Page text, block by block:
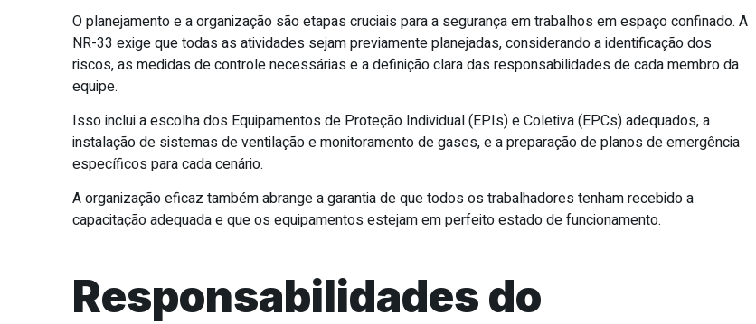
O planejamento e a organização são etapas cruciais para a segurança em trabalhos em espaço confinado. A
NR-33 exige que todas as atividades sejam previamente planejadas, considerando a identificação dos
riscos, as medidas de controle necessárias e a definição clara das responsabilidades de cada membro da
equipe.
Isso inclui a escolha dos Equipamentos de Proteção Individual (EPIs) e Coletiva (EPCs) adequados, a
instalação de sistemas de ventilação e monitoramento de gases, e a preparação de planos de emergência
específicos para cada cenário.
A organização eficaz também abrange a garantia de que todos os trabalhadores tenham recebido a
capacitação adequada e que os equipamentos estejam em perfeito estado de funcionamento.
Responsabilidades do